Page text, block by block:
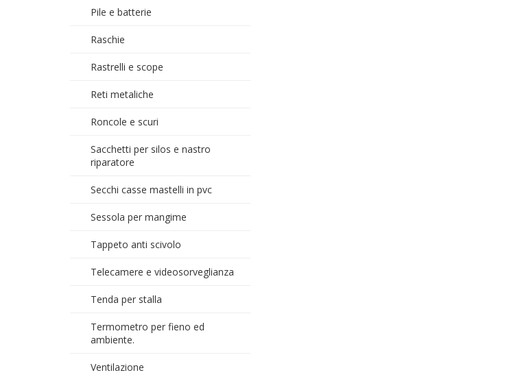
Pile e batterie
Raschie
Rastrelli e scope
Reti metaliche
Roncole e scuri
Sacchetti per silos e nastro
riparatore
Secchi casse mastelli in pvc
Sessola per mangime
Tappeto anti scivolo
Telecamere e videosorveglianza
Tenda per stalla
Termometro per fieno ed
ambiente.
Ventilazione